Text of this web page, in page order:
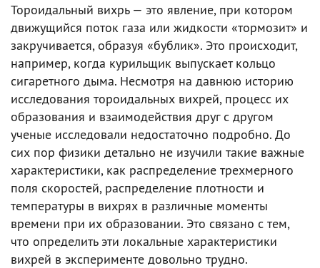
Тороидальный вихрь — это явление, при котором
движущийся поток газа или жидкости «тормозит» и
закручивается, образуя «бублик». Это происходит,
например, когда курильщик выпускает кольцо
сигаретного дыма. Несмотря на давнюю историю
исследования тороидальных вихрей, процесс их
образования и взаимодействия друг с другом
ученые исследовали недостаточно подробно. До
сих пор физики детально не изучили такие важные
характеристики, как распределение трехмерного
поля скоростей, распределение плотности и
температуры в вихрях в различные моменты
времени при их образовании. Это связано с тем,
что определить эти локальные характеристики
вихрей в эксперименте довольно трудно.